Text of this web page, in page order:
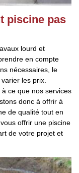
piscine pas
lourd et
en compte
nécessaires, le
les prix.
ce que nos services
donc à offrir à
de qualité tout en
offrir une piscine
de votre projet et